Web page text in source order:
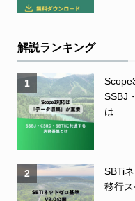
解説ランキング
1
SSBJ
は
2
SBTi
移行